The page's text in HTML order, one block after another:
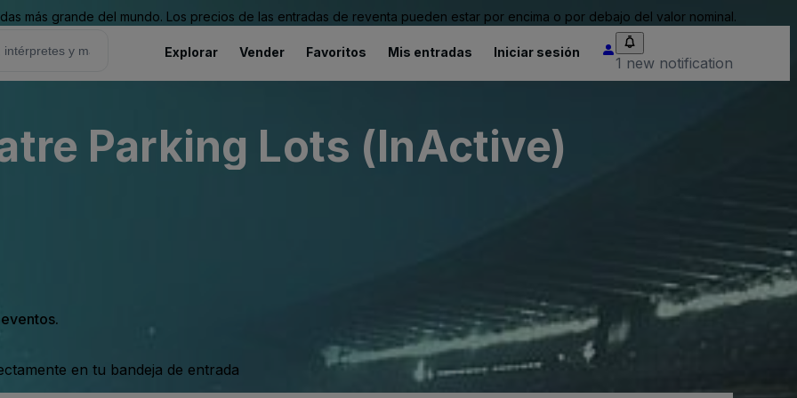
más grande del mundo. Los precios de las entradas de reventa pueden estar por encima o por debajo del valor nominal.
Explorar Vender Favoritos Mis entradas Iniciar sesión
1 new notification
Parking Lots (InActive)
en tu bandeja de entrada